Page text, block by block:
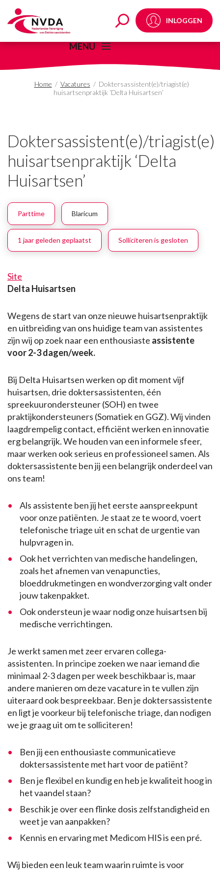
Doktersassistent(e)/
INLOGGEN
MENU
Home / Vacatures / Doktersassistent(e)/triagist(e)
huisartsenpraktijk ‘Delta Huisartsen’
Doktersassistent(e)/triagist(e)
huisartsenpraktijk ‘Delta
Huisartsen’
Parttime Blaricum
1 jaar geleden geplaatst Solliciteren is gesloten
Site
Delta Huisartsen
Wegens de start van onze nieuwe huisartsenpraktijk
en uitbreiding van ons huidige team van assistentes
zijn wij op zoek naar een enthousiaste assistente
voor 2-3 dagen/week.
Bij Delta Huisartsen werken op dit moment vijf
huisartsen, drie doktersassistenten, één
spreekuurondersteuner (SOH) en twee
praktijkondersteuners (Somatiek en GGZ). Wij vinden
laagdrempelig contact, efficiënt werken en innovatie
erg belangrijk. We houden van een informele sfeer,
maar werken ook serieus en professioneel samen. Als
doktersassistente ben jij een belangrijk onderdeel van
ons team!
Als assistente ben jij het eerste aanspreekpunt
voor onze patiënten. Je staat ze te woord, voert
telefonische triage uit en schat de urgentie van
hulpvragen in.
Ook het verrichten van medische handelingen,
zoals het afnemen van venapuncties,
bloeddrukmetingen en wondverzorging valt onder
jouw takenpakket.
Ook ondersteun je waar nodig onze huisartsen bij
medische verrichtingen.
Je werkt samen met zeer ervaren collega-
assistenten. In principe zoeken we naar iemand die
minimaal 2-3 dagen per week beschikbaar is, maar
andere manieren om deze vacature in te vullen zijn
uiteraard ook bespreekbaar. Ben je doktersassistente
en ligt je voorkeur bij telefonische triage, dan nodigen
we je graag uit om te solliciteren!
Ben jij een enthousiaste communicatieve
doktersassistente met hart voor de patiënt?
Ben je flexibel en kundig en heb je kwaliteit hoog in
het vaandel staan?
Beschik je over een flinke dosis zelfstandigheid en
weet je van aanpakken?
Kennis en ervaring met Medicom HIS is een pré.
Wij bieden een leuk team waarin ruimte is voor